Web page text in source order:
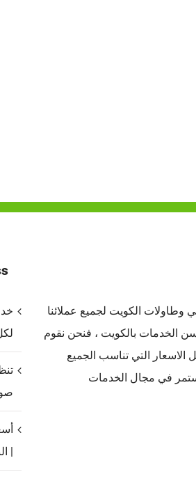
وطاولات الكويت لجميع عملائنا
الخدمات بالكويت ، فنحن نقوم
التي تناسب الجميع
في مجال الخدمات
|